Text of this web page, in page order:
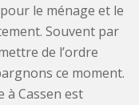
le ménage et le
Souvent par
de l’ordre
ce moment.
à Cassen est